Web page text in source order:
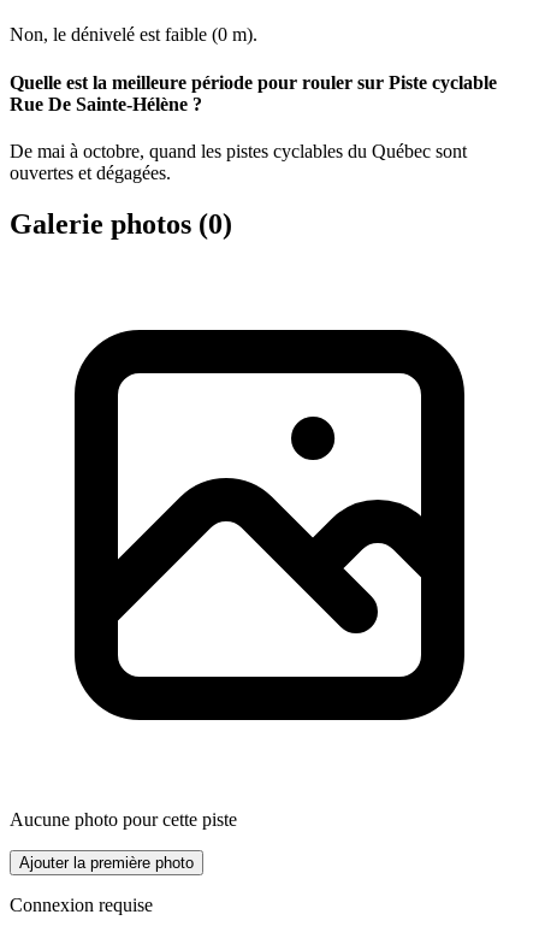
Non, le dénivelé est faible (0 m).
Quelle est la meilleure période pour rouler sur Piste cyclable
Rue De Sainte-Hélène ?
De mai à octobre, quand les pistes cyclables du Québec sont
ouvertes et dégagées.
Galerie photos (0)
Aucune photo pour cette piste
Ajouter la première photo
Connexion requise